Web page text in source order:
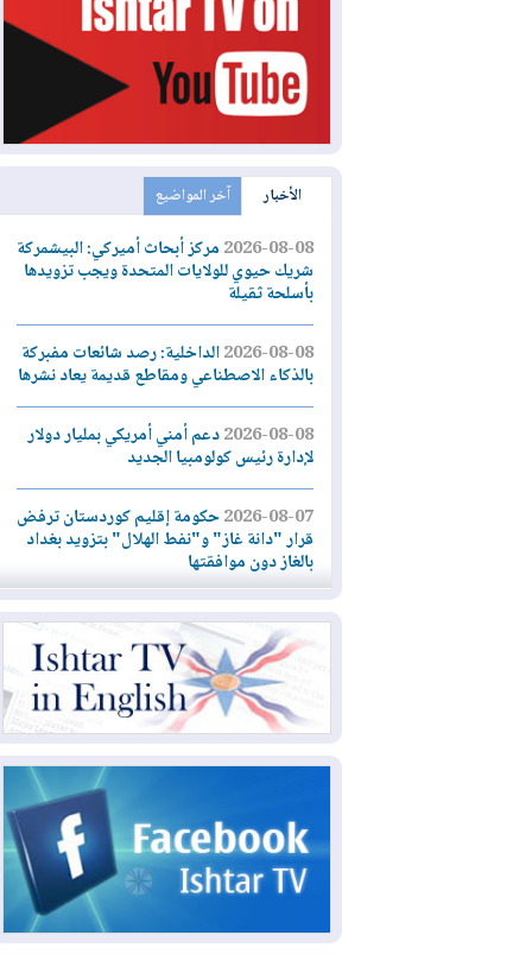
الأخبار آخر المواضيع
2026-08-08مركز أبحاث أميركي: البيشمركة
شريك حيوي للولايات المتحدة ويجب تزويدها
بأسلحة ثقيلة
2026-08-08الداخلية: رصد شائعات مفبركة
بالذكاء الاصطناعي ومقاطع قديمة يعاد نشرها
2026-08-08دعم أمني أمريكي بمليار دولار
لإدارة رئيس كولومبيا الجديد
2026-08-07حكومة إقليم كوردستان ترفض
قرار "دانة غاز" و"نفط الهلال" بتزويد بغداد
بالغاز دون موافقتها
2026-08-07القوات المسلحة العراقية: خطة
أمنية لإجهاض هجمة محتملة على السعودية
2026-08-07الاستخبارات الأميركية: بوتين
قد يختبر تماسك الناتو بهجوم محدود
نيجيرفان بارزاني حول اجتماع
"إدارة الدولة": أكدنا دعم تنفيذ البرنامج
الحكومي وأهمية حصر السلاح
2026-08-06ائتلاف ادارة الدولة: من
يقومون بسلوك يهدد امن البلاد خارجون عن
القانون يجب محاربتهم